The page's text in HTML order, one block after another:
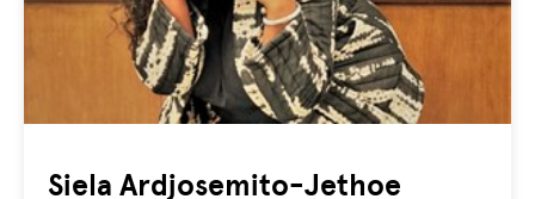
Siela Ardjosemito-Jethoe